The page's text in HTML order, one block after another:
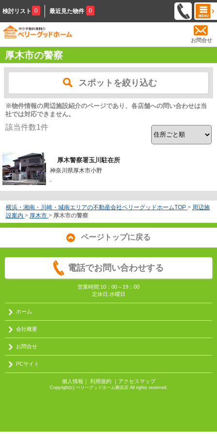
検討リスト 0 最近見た物件 0
お問合せ
厚木市の警察
スポットを絞り込む
※物件情報の周辺施設紹介のページであり、各店舗への問い合わせは当
社では対応できません。
該当件数1件
厚木警察署玉川駐在所
神奈川県厚木市小野
-
横浜・湘南・川崎・城南エリアの不動産会社ベリーグッドホームTOP > 周辺施
設案内 > 厚木市 > 厚木市の警察
ページトップに戻る
電話でお問い合わせする
営業時間:10：00～19：00
定休日:水曜日
ホーム
会社概要
お問合せ
PCサイト
個人情報 ｜ 利用規約｜ アクセスマップ
Copyright(c) ベリーグッドホーム横浜店 All rights reserved.